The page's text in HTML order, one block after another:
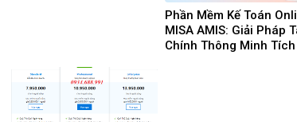
Phần Mềm Kế Toán
MISA AMIS: Giải Pháp
Chính Thông Minh Tích